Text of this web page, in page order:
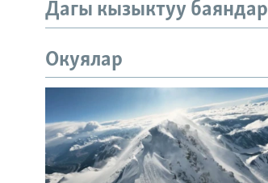
Дагы кызыктуу баяндар
Окуялар